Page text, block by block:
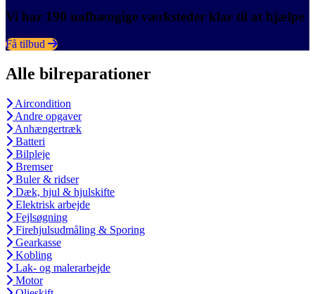
Vi har 190 uafhængige værksteder klar til at hjælpe
Få tilbud
Alle bilreparationer
Aircondition
Andre opgaver
Anhængertræk
Batteri
Bilpleje
Bremser
Buler & ridser
Dæk, hjul & hjulskifte
Elektrisk arbejde
Fejlsøgning
Firehjulsudmåling & Sporing
Gearkasse
Kobling
Lak- og malerarbejde
Motor